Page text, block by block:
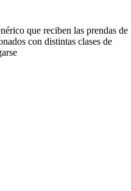
que reciben las prendas de
con distintas clases de